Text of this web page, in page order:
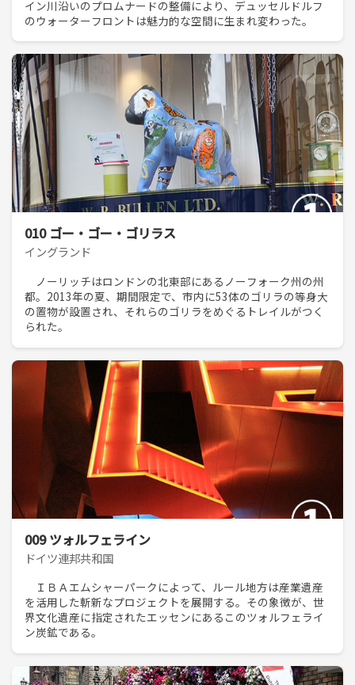
イン川沿いのプロムナードの整備により、デュッセルドルフ
のウォーターフロントは魅力的な空間に生まれ変わった。
010 ゴー・ゴー・ゴリラス
イングランド
ノーリッチはロンドンの北東部にあるノーフォーク州の州
都。2013年の夏、期間限定で、市内に53体のゴリラの等身大
の置物が設置され、それらのゴリラをめぐるトレイルがつく
られた。
009 ツォルフェライン
ドイツ連邦共和国
ＩＢＡエムシャーパークによって、ルール地方は産業遺産
を活用した斬新なプロジェクトを展開する。その象徴が、世
界文化遺産に指定されたエッセンにあるこのツォルフェライ
ン炭鉱である。